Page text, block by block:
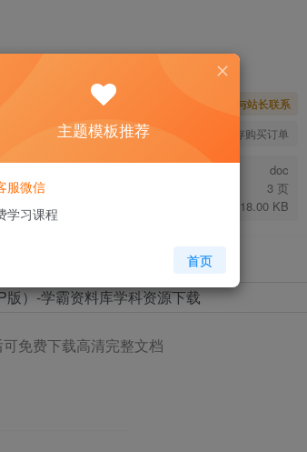
暂时无法购买，请与站长联系
您当前未登录！建议登陆后购买，可保存购买订单
doc
3 页
18.00 KB
免费下载高清完整文档
主题模板推荐
服微信
学习课程
首页